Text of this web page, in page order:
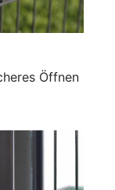
Öffnen